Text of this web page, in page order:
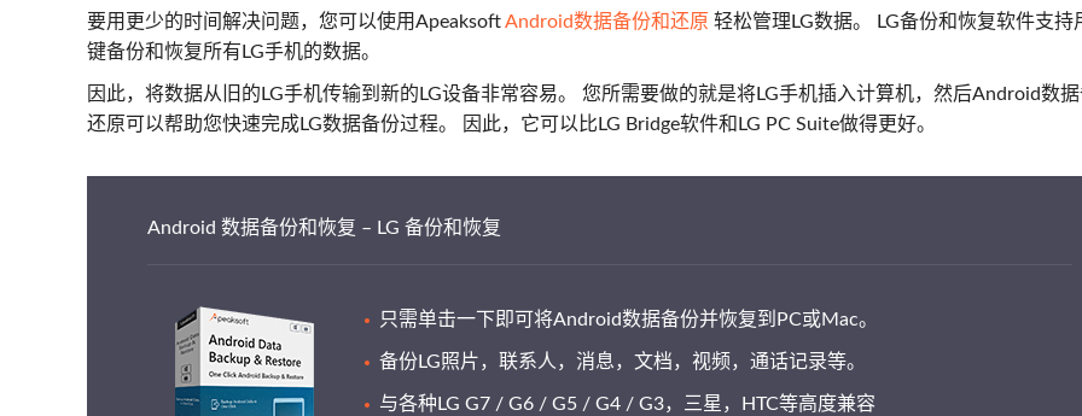
要用更少的时间解决问题，您可以使用ApeaksoftAndroid数据备份和还原 轻松管理LG数据。 LG备份和恢复软件支持
键备份和恢复所有LG手机的数据。
因此，将数据从旧的LG手机传输到新的LG设备非常容易。 您所需要做的就是将LG手机插入计算机，然后Android数
还原可以帮助您快速完成LG数据备份过程。 因此，它可以比LG Bridge软件和LG PC Suite做得更好。
Android 数据备份和恢复 – LG 备份和恢复
只需单击一下即可将Android数据备份并恢复到PC或Mac。
备份LG照片，联系人，消息，文档，视频，通话记录等。
与各种LG G7 / G6 / G5 / G4 / G3，三星，HTC等高度兼容